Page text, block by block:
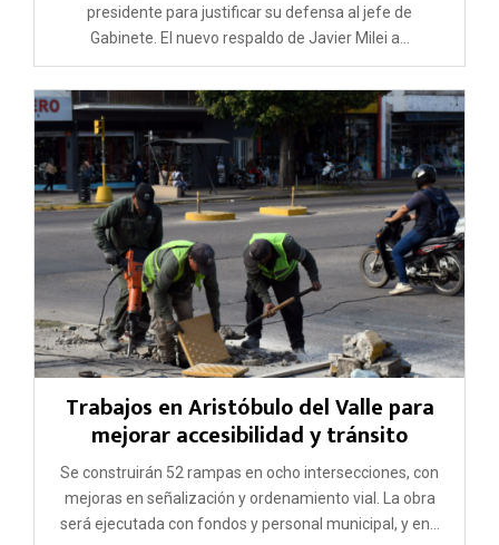
presidente para justificar su defensa al jefe de
Gabinete. El nuevo respaldo de Javier Milei a...
Trabajos en Aristóbulo del Valle para
mejorar accesibilidad y tránsito
Se construirán 52 rampas en ocho intersecciones, con
mejoras en señalización y ordenamiento vial. La obra
será ejecutada con fondos y personal municipal, y en...